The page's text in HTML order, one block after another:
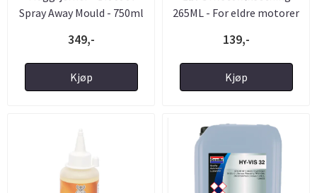
Spray Away Mould - 750ml
349,-
Kjøp
265ML - For eldre motorer
139,-
Kjøp